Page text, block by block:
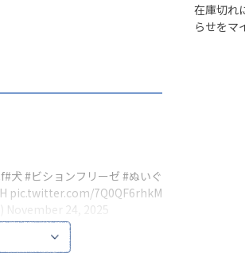
#犬#ビションフリーゼ #ぬいぐ
pic.twitter.com/7Q0QF6rhkM
November 24, 2025
クなアイテム。
在庫切れ
らせをマ